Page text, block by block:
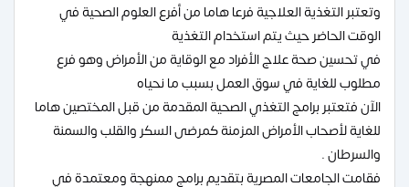
وتعتبر التغذية العلاجية فرعا هاما من أفرع العلوم الصحية في
الوقت الحاضر حيث يتم استخدام التغذية
في تحسين صحة علاج الأفراد مع الوقاية من الأمراض وهو فرع
مطلوب للغاية في سوق العمل بسبب ما نحياه
الآن فتعتبر برامج التغذي الصحية المقدمة من قبل المختصين هاما
للغاية لأصحاب الأمراض المزمنة كمرضى السكر والقلب والسمنة
والسرطان .
فقامت الجامعات المصرية بتقديم برامج ممنهجة ومعتمدة في